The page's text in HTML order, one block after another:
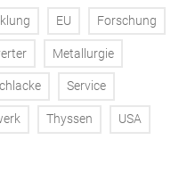
EU Forschung
Metallurgie
Service
Thyssen USA